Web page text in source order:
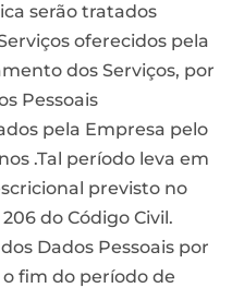
serão tratados
oferecidos pela
dos Serviços, por
Pessoais
pela Empresa pelo
.Tal período leva em
previsto no
do Código Civil.
Dados Pessoais por
fim do período de